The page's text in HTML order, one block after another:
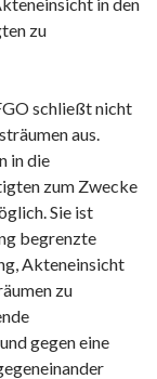
zu
schließt nicht
aus.
in die
zum Zwecke
Sie ist
begrenzte
Akteneinsicht
zu
gegen eine